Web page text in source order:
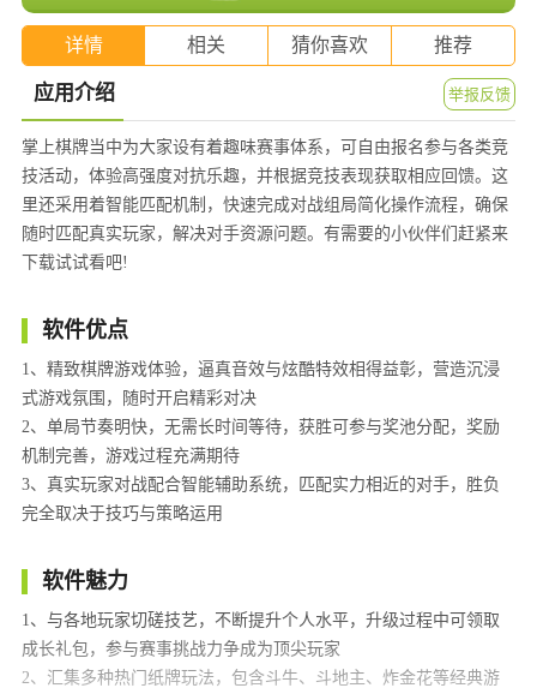
详情 相关 猜你喜欢 推荐
应用介绍 举报反馈
掌上棋牌当中为大家设有着趣味赛事体系，可自由报名参与各类竞
技活动，体验高强度对抗乐趣，并根据竞技表现获取相应回馈。这
里还采用着智能匹配机制，快速完成对战组局简化操作流程，确保
随时匹配真实玩家，解决对手资源问题。有需要的小伙伴们赶紧来
下载试试看吧!
软件优点
1、精致棋牌游戏体验，逼真音效与炫酷特效相得益彰，营造沉浸
式游戏氛围，随时开启精彩对决
2、单局节奏明快，无需长时间等待，获胜可参与奖池分配，奖励
机制完善，游戏过程充满期待
3、真实玩家对战配合智能辅助系统，匹配实力相近的对手，胜负
完全取决于技巧与策略运用
软件魅力
1、与各地玩家切磋技艺，不断提升个人水平，升级过程中可领取
成长礼包，参与赛事挑战力争成为顶尖玩家
2、汇集多种热门纸牌玩法，包含斗牛、斗地主、炸金花等经典游